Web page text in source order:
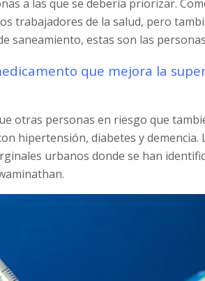
a las que se debería priorizar.
trabajadores de la salud, pero
saneamiento, estas son las
que mejora la
otras personas en riesgo que
hipertensión, diabetes y
urbanos donde se han